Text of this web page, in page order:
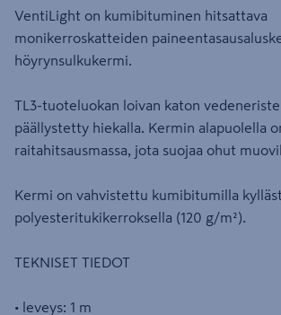
VentiLight on kumibituminen hitsattava
monikerroskatteiden
höyrynsulkukermi.
TL3-tuoteluokan loivan katon
päällystetty hiekalla. Kermin alapuolella
raitahitsausmassa, jota suojaa ohut
Kermi on vahvistettu kumibitumilla
polyesteritukikerroksella (120 g/m²).
TEKNISET TIEDOT
• leveys: 1 m